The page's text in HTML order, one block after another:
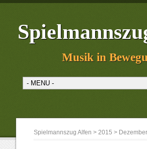
Musik in
Spielmannszug Alfen >2015 > Dezember